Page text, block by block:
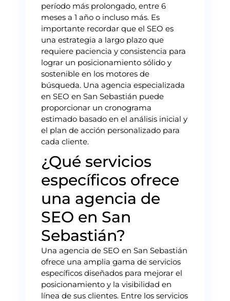
período más prolongado, entre 6
meses a 1 año o incluso más. Es
importante recordar que el SEO es
una estrategia a largo plazo que
requiere paciencia y consistencia para
lograr un posicionamiento sólido y
sostenible en los motores de
búsqueda. Una agencia especializada
en SEO en San Sebastián puede
proporcionar un cronograma
estimado basado en el análisis inicial y
el plan de acción personalizado para
cada cliente.
¿Qué servicios
específicos ofrece
una agencia de
SEO en San
Sebastián?
Una agencia de SEO en San Sebastián
ofrece una amplia gama de servicios
específicos diseñados para mejorar el
posicionamiento y la visibilidad en
línea de sus clientes. Entre los servicios